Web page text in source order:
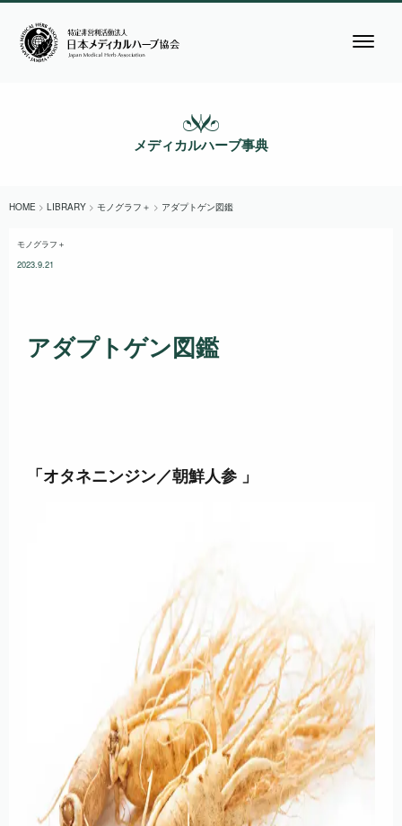
メディカルハーブ事典
HOME > LIBRARY > モノグラフ＋ > アダプトゲン図鑑
モノグラフ＋
2023.9.21
アダプトゲン図鑑
「オタネニンジン／朝鮮人参 」